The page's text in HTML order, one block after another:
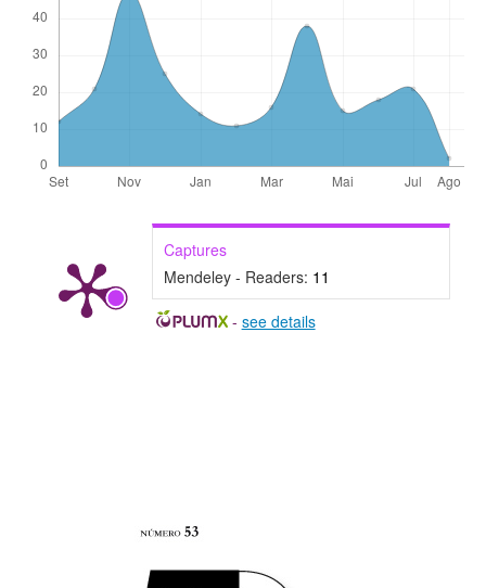
Captures
Mendeley - Readers: 11
- see details